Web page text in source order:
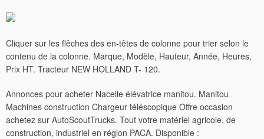
Cliquer sur les flêches des en-têtes de colonne pour trier selon le
contenu de la colonne. Marque, Modèle, Hauteur, Année, Heures,
Prix HT. Tracteur NEW HOLLAND T- 120.
Annonces pour acheter Nacelle élévatrice manitou. Manitou
Machines construction Chargeur téléscopique Offre occasion
achetez sur AutoScoutTrucks. Tout votre matériel agricole, de
construction, industriel en région PACA. Disponible :